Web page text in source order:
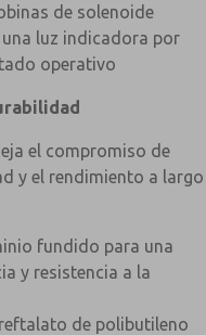
de solenoide
una luz indicadora por
operativo
el compromiso de
y el rendimiento a largo
fundido para una
y resistencia a la
de polibutileno